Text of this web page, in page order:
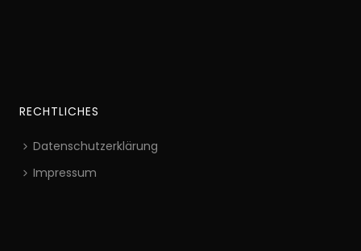
RECHTLICHES
Datenschutzerklärung
Impressum